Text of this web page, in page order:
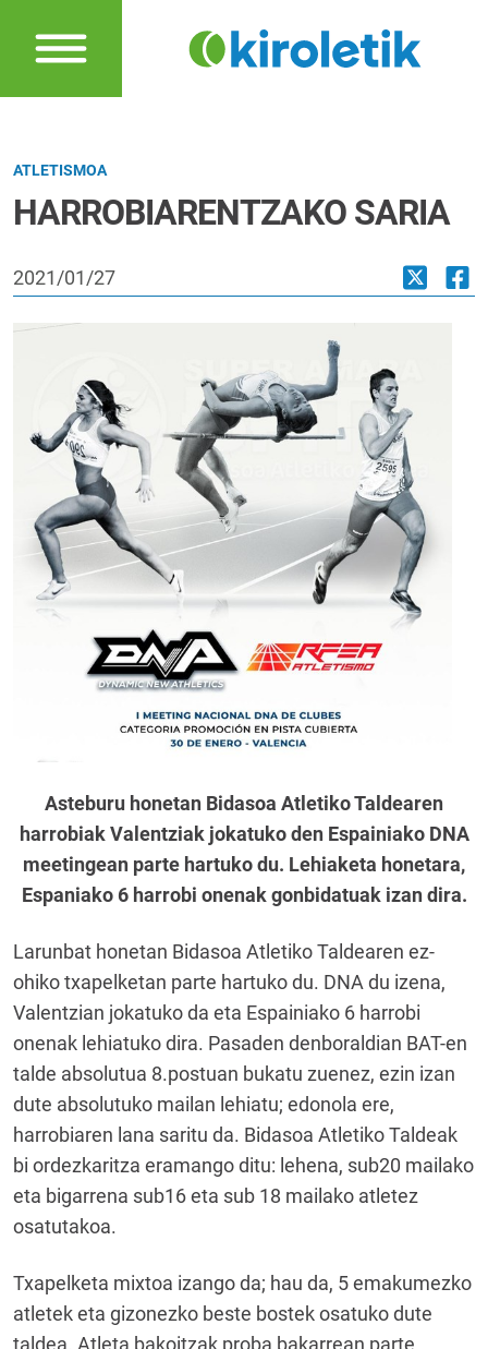
ATLETISMOA
HARROBIARENTZAKO SARIA
2021/01/27
Asteburu honetan Bidasoa Atletiko Taldearen
harrobiak Valentziak jokatuko den Espainiako DNA
meetingean parte hartuko du. Lehiaketa honetara,
Espaniako 6 harrobi onenak gonbidatuak izan dira.
Larunbat honetan Bidasoa Atletiko Taldearen ez-
ohiko txapelketan parte hartuko du. DNA du izena,
Valentzian jokatuko da eta Espainiako 6 harrobi
onenak lehiatuko dira. Pasaden denboraldian BAT-en
talde absolutua 8.postuan bukatu zuenez, ezin izan
dute absolutuko mailan lehiatu; edonola ere,
harrobiaren lana saritu da. Bidasoa Atletiko Taldeak
bi ordezkaritza eramango ditu: lehena, sub20 mailako
eta bigarrena sub16 eta sub 18 mailako atletez
osatutakoa.
Txapelketa mixtoa izango da; hau da, 5 emakumezko
atletek eta gizonezko beste bostek osatuko dute